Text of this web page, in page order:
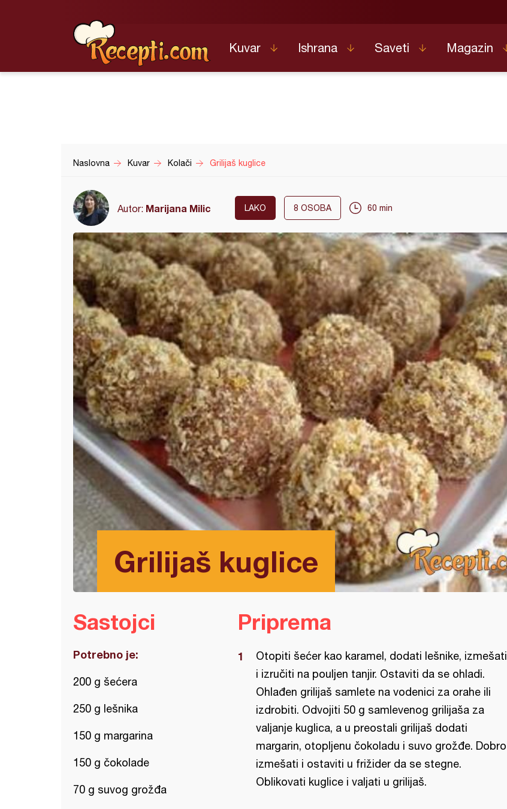
Kuvar Ishrana Saveti Magazin
Naslovna Kuvar Kolači Grilijaš kuglice
Autor: Marijana Milic LAKO 8 OSOBA 60 min
Grilijaš kuglice
Sastojci
Potrebno je:
200 g šećera
250 g lešnika
150 g margarina
150 g čokolade
70 g suvog grožđa
Priprema
Otopiti šećer kao karamel, dodati lešnike, izmešati
i izručiti na pouljen tanjir. Ostaviti da se ohladi.
Ohlađen grilijaš samlete na vodenici za orahe ili
izdrobiti. Odvojiti 50 g samlevenog grilijaša za
valjanje kuglica, a u preostali grilijaš dodati
margarin, otopljenu čokoladu i suvo grožđe. Dobro
izmešati i ostaviti u frižider da se stegne.
Oblikovati kuglice i valjati u grilijaš.